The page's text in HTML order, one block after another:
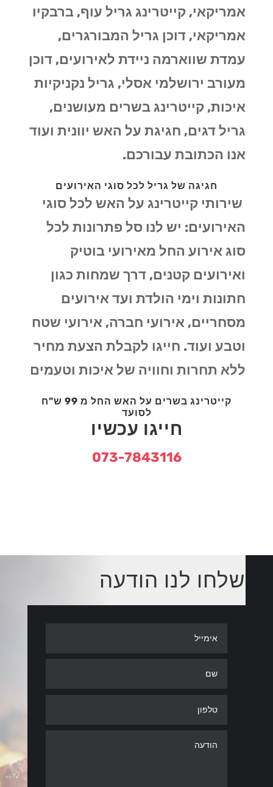
אמריקאי, קייטרינג גריל עוף, ברבקיו
אמריקאי, דוכן גריל המבורגרים,
עמדת שווארמה ניידת לאירועים, דוכן
מעורב ירושלמי אסלי, גריל נקניקיות
איכות, קייטרינג בשרים מעושנים,
גריל דגים, חגיגת על האש יוונית ועוד
אנו הכתובת עבורכם.
חגיגה של גריל לכל סוגי האירועים
שירותי קייטרינג על האש לכל סוגי
האירועים: יש לנו סל פתרונות לכל
סוג אירוע החל מאירועי בוטיק
ואירועים קטנים, דרך שמחות כגון
חתונות וימי הולדת ועד אירועים
מסחריים, אירועי חברה, אירועי שטח
וטבע ועוד. חייגו לקבלת הצעת מחיר
ללא תחרות וחוויה של איכות וטעמים
קייטרינג בשרים על האש החל מ 99 ש"ח
לסועד
חייגו עכשיו
073-7843116
שלחו לנו הודעה